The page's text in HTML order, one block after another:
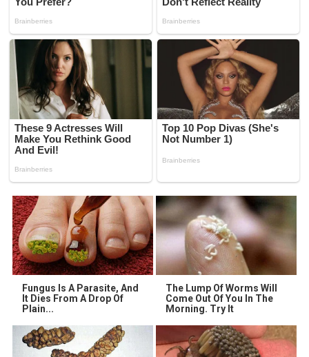
Fungus Is A Parasite, And
It Dies From A Drop Of
Plain...
The Lump Of Worms Will
Come Out Of You In The
Morning. Try It